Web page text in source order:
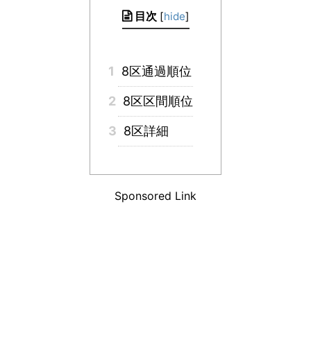
目次 [hide]
1 8区通過順位
2 8区区間順位
3 8区詳細
Sponsored Link